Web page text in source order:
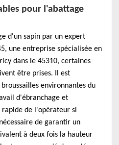
pour l'abattage
d'un sapin par un expert
une entreprise spécialisée en
dans le 45310, certaines
être prises. Il est
environnantes du
d'ébranchage et
de l'opérateur si
de garantir un
à deux fois la hauteur